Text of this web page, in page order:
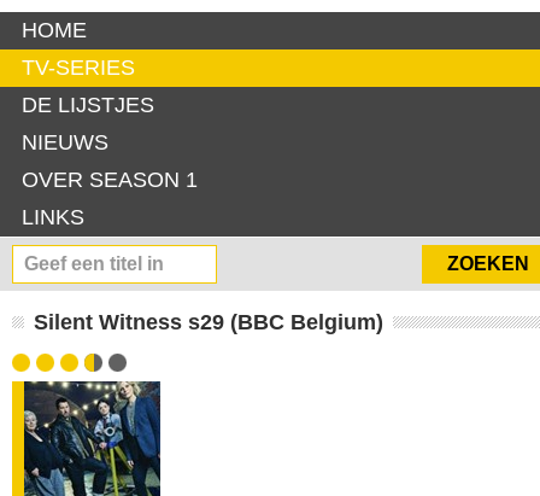
HOME
TV-SERIES
DE LIJSTJES
NIEUWS
OVER SEASON 1
LINKS
Silent Witness s29 (BBC Belgium)